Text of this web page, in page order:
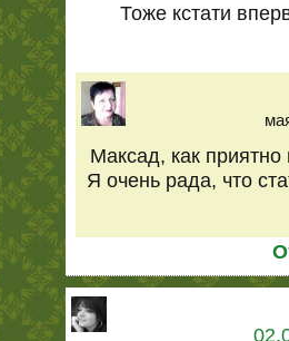
Тоже кстати
Максад, как приятно
Я очень рада, что